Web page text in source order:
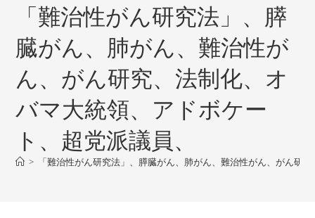
「難治性がん研究法」、膵
臓がん、肺がん、難治性が
ん、がん研究、法制化、オ
バマ大統領、アドボケー
ト、超党派議員、
> 「難治性がん研究法」、膵臓がん、肺がん、難治性がん、がん研